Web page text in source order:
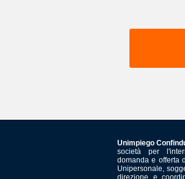
Unimpiego
società per
domanda e offerta
Unipersonale,
direzione e